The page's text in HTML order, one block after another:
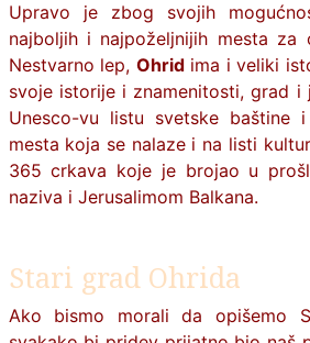
Upravo je zbog svojih
najboljih i najpoželjnijih mesta za
Nestvarno lep, Ohridima i veliki
svoje istorije i znamenitosti, grad i
Unesco-vu listu svetske
mesta koja se nalaze i na listi
365 crkava koje je brojao u
naziva i Jerusalimom Balkana.
Stari grad Ohrida
Ako bismo morali da opišemo